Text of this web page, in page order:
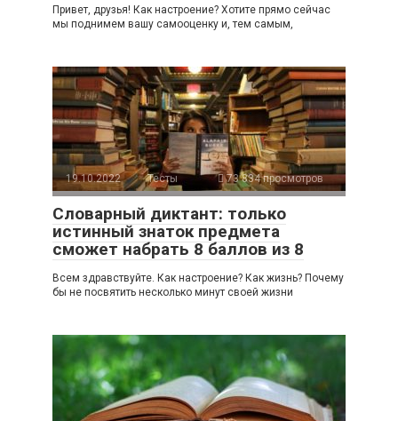
Привет, друзья! Как настроение? Хотите прямо сейчас
мы поднимем вашу самооценку и, тем самым,
19.10.2022 Тесты 73 834 просмотров
Словарный диктант: только
истинный знаток предмета
сможет набрать 8 баллов из 8
Всем здравствуйте. Как настроение? Как жизнь? Почему
бы не посвятить несколько минут своей жизни